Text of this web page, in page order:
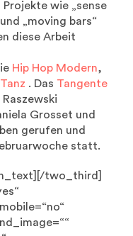
wie „sense
„moving bars“
diese Arbeit
Hip Hop Modern,
. Das Tangente
Grosset und
gerufen und
statt.
two_third]